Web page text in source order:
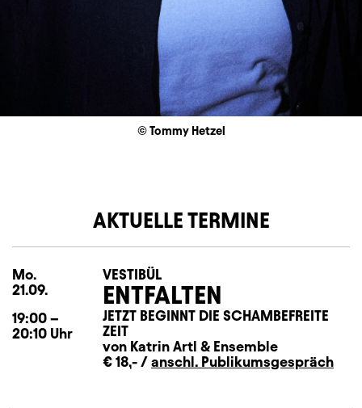
© Tommy Hetzel
AKTUELLE TERMINE
Mo.
21.09.
19:00 –
20:10 Uhr
VESTIBÜL
ENTFALTEN
JETZT BEGINNT DIE SCHAMBEFREITE
ZEIT
von Katrin Artl & Ensemble
€ 18,- / anschl. Publikumsgespräch